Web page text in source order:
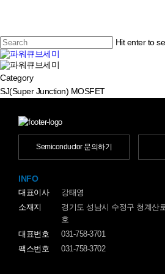
Hit enter to
Close
Search
search
Menu
Category
SJ(Super Junction) MOSFET
Semiconductor 문의하기
INFO
대표이사
강태영
소재지
경기도 성남시 수정구 청계산
호
대표번호
031-758-3701
팩스번호
031-758-3702